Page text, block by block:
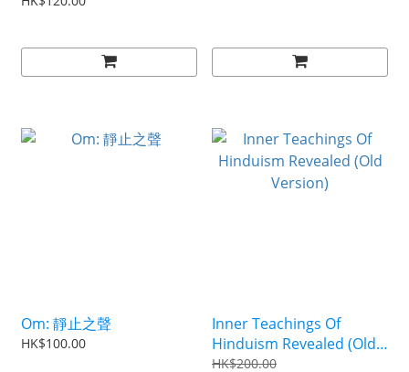
Om: 靜止之聲
HK$100.00
Inner Teachings Of
Hinduism Revealed (Old
Version)
HK$200.00